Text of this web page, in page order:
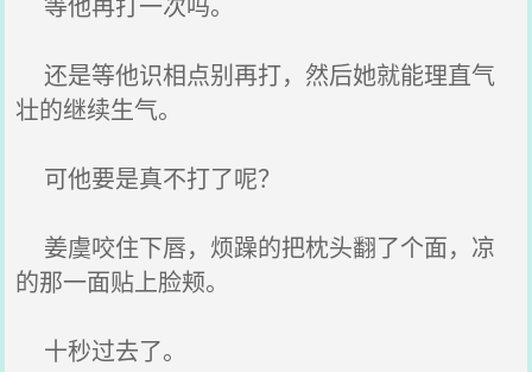
还是等他识相点别再打，然后她就能理直气
壮的继续生气。
可他要是真不打了呢？
姜虞咬住下唇，烦躁的把枕头翻了个面，凉
的那一面贴上脸颊。
十秒过去了。